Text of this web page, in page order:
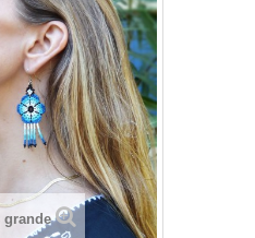
grande